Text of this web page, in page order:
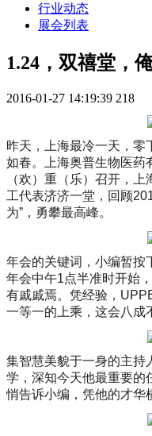
行业动态
展会列表
1.24，双禧堂，
2016-01-27 14:19:39 218
昨天，上海最冷一天，零
如春。上海奥普生物医药
（欢）重（乐）召开，
工代表济济一堂，回顾
为”，勇攀最高峰。
年会的关键词，小编暂按
年会中午1点半准时开始
有戚戚焉。凭经验，
一等一的上乘，这会八成
集智慧美貌于一身的主持
学，深知今天他最重要的
悄告诉小编，凭他的才华